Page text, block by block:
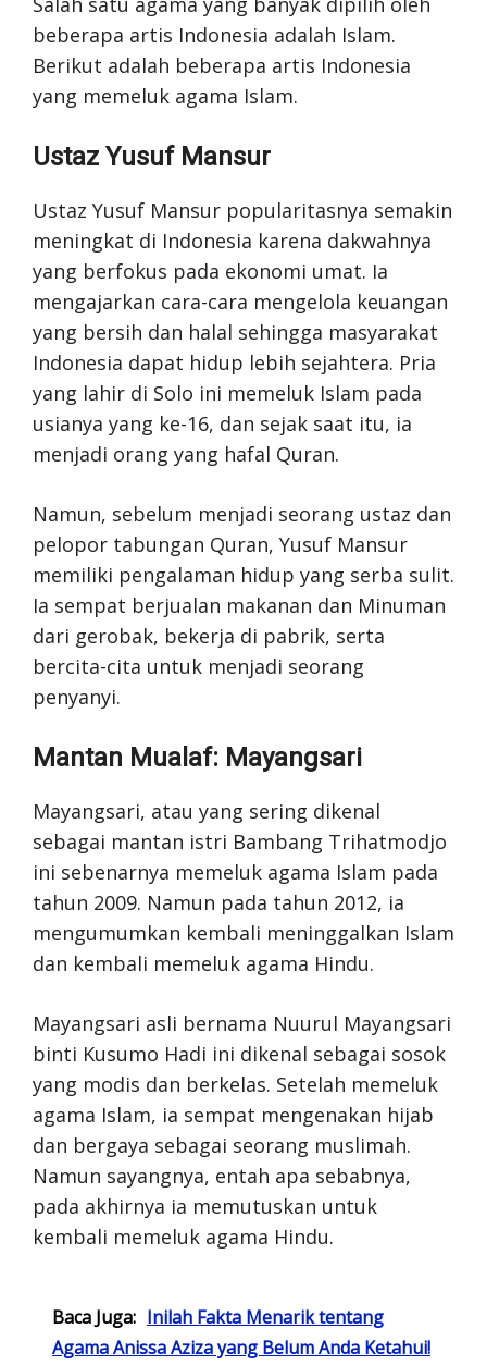
beberapa artis Indonesia adalah Islam.
Berikut adalah beberapa artis Indonesia
yang memeluk agama Islam.
Ustaz Yusuf Mansur
Ustaz Yusuf Mansur popularitasnya semakin
meningkat di Indonesia karena dakwahnya
yang berfokus pada ekonomi umat. Ia
mengajarkan cara-cara mengelola keuangan
yang bersih dan halal sehingga masyarakat
Indonesia dapat hidup lebih sejahtera. Pria
yang lahir di Solo ini memeluk Islam pada
usianya yang ke-16, dan sejak saat itu, ia
menjadi orang yang hafal Quran.
Namun, sebelum menjadi seorang ustaz dan
pelopor tabungan Quran, Yusuf Mansur
memiliki pengalaman hidup yang serba sulit.
Ia sempat berjualan makanan dan Minuman
dari gerobak, bekerja di pabrik, serta
bercita-cita untuk menjadi seorang
penyanyi.
Mantan Mualaf: Mayangsari
Mayangsari, atau yang sering dikenal
sebagai mantan istri Bambang Trihatmodjo
ini sebenarnya memeluk agama Islam pada
tahun 2009. Namun pada tahun 2012, ia
mengumumkan kembali meninggalkan Islam
dan kembali memeluk agama Hindu.
Mayangsari asli bernama Nuurul Mayangsari
binti Kusumo Hadi ini dikenal sebagai sosok
yang modis dan berkelas. Setelah memeluk
agama Islam, ia sempat mengenakan hijab
dan bergaya sebagai seorang muslimah.
Namun sayangnya, entah apa sebabnya,
pada akhirnya ia memutuskan untuk
kembali memeluk agama Hindu.
Baca Juga: Inilah Fakta Menarik tentang
Agama Anissa Aziza yang Belum Anda Ketahui!